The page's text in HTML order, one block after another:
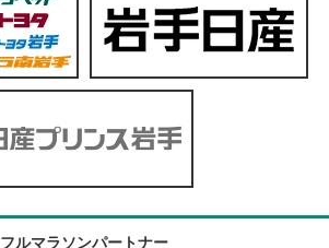
フルマラソンパートナー